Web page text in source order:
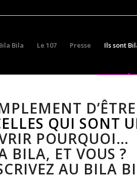
Bila Le 107 Presse Ils sont
QUI SONT
POURQUOI…
BILA, ET VOUS ?
AU BILA